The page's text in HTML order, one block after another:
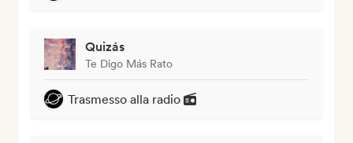
Quizás
Te Digo Más Rato
Trasmesso alla radio